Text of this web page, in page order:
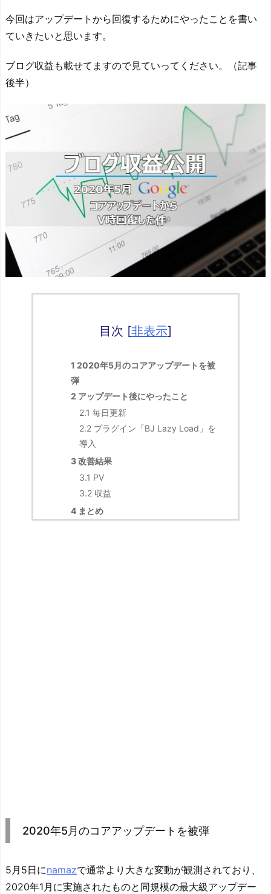
今回はアップデートから回復するためにやったことを書い
ていきたいと思います。
ブログ収益も載せてますので見ていってください。（記事
後半）
目次 [非表示]
1 2020年5月のコアアップデートを被
弾
2 アップデート後にやったこと
2.1 毎日更新
2.2 プラグイン「BJ Lazy Load」を
導入
3改善結果
3.1 PV
3.2 収益
4 まとめ
2020年5月のコアアップデートを被弾
5月5日にnamazで通常より大きな変動が観測されており、
2020年1月に実施されたものと同規模の最大級アップデー